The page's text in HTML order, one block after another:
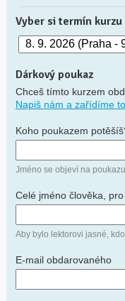
Vyber si termín kurzu
Dárkový poukaz
Chceš tímto kurzem
Napiš nám a zařídíme
Koho poukazem
Jméno se objeví na
Celé jméno člověka,
Aby bylo lektorovi jasné,
E-mail obdarovaného